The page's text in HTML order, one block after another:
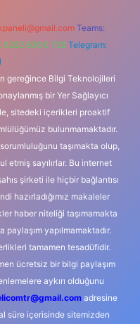
Teams:
0262 606 0 726 Telegram:
gereğince Bilgi Teknolojileri
bir Yer Sağlayıcı
sitedeki içerikleri proaktif
bulunmamaktadır.
taşımakta olup,
etmiş sayılırlar. Bu internet
şirketi ile hiçbir bağlantısı
hazırladığımız makaleler
haber niteliği taşımamakta
yapılmamaktadır.
tamamen tesadüfidir.
ücretsiz bir bilgi paylaşım
aykırı olduğunu
adresine
süre içerisinde sitemizden